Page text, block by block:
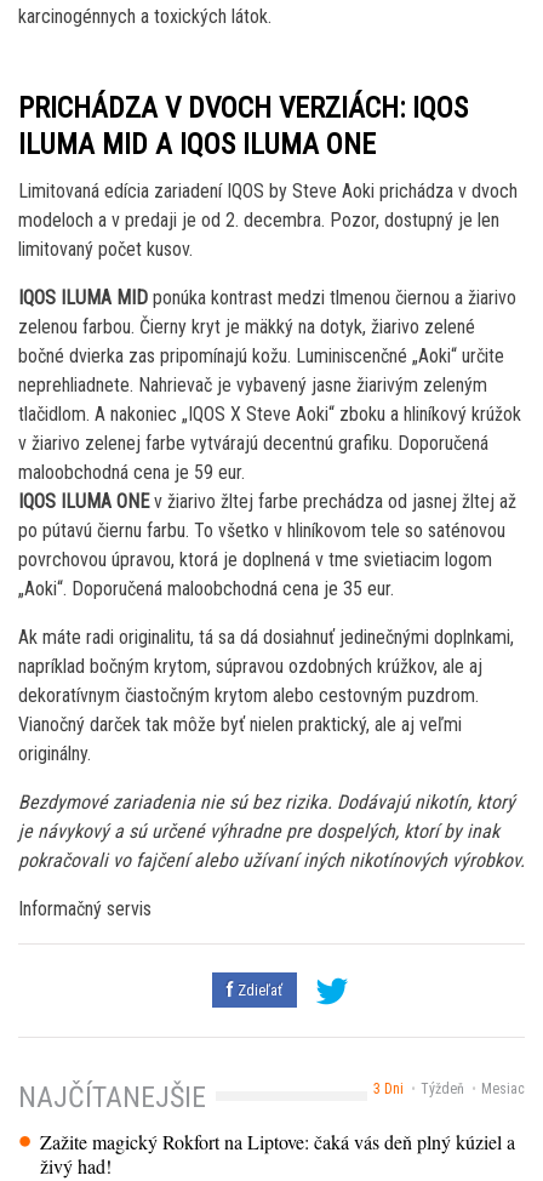
karcinogénnych a toxických látok.
PRICHÁDZA V DVOCH VERZIÁCH: IQOS
ILUMA MID A IQOS ILUMA ONE
Limitovaná edícia zariadení IQOS by Steve Aoki prichádza v dvoch
modeloch a v predaji je od 2. decembra. Pozor, dostupný je len
limitovaný počet kusov.
IQOS ILUMA MID ponúka kontrast medzi tlmenou čiernou a žiarivo
zelenou farbou. Čierny kryt je mäkký na dotyk, žiarivo zelené
bočné dvierka zas pripomínajú kožu. Luminiscenčné „Aoki“ určite
neprehliadnete. Nahrievač je vybavený jasne žiarivým zeleným
tlačidlom. A nakoniec „IQOS X Steve Aoki“ zboku a hliníkový krúžok
v žiarivo zelenej farbe vytvárajú decentnú grafiku. Doporučená
maloobchodná cena je 59 eur.
IQOS ILUMA ONEv žiarivo žltej farbe prechádza od jasnej žltej až
po pútavú čiernu farbu. To všetko v hliníkovom tele so saténovou
povrchovou úpravou, ktorá je doplnená v tme svietiacim logom
„Aoki“. Doporučená maloobchodná cena je 35 eur.
Ak máte radi originalitu, tá sa dá dosiahnuť jedinečnými doplnkami,
napríklad bočným krytom, súpravou ozdobných krúžkov, ale aj
dekoratívnym čiastočným krytom alebo cestovným puzdrom.
Vianočný darček tak môže byť nielen praktický, ale aj veľmi
originálny.
Bezdymové zariadenia nie sú bez rizika. Dodávajú nikotín, ktorý
je návykový a sú určené výhradne pre dospelých, ktorí by inak
pokračovali vo fajčení alebo užívaní iných nikotínových výrobkov.
Informačný servis
Zdieľať
3 Dni Týždeň Mesiac
NAJČÍTANEJŠIE
Zažite magický Rokfort na Liptove: čaká vás deň plný kúziel a
živý had!